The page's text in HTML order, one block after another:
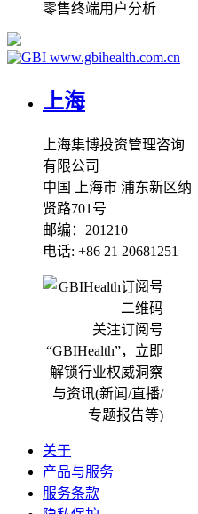
零售终端用户分析
www.gbihealth.com.cn
上海
上海集博投资管理咨询
有限公司
中国 上海市 浦东新区纳
贤路701号
邮编：201210
电话: +86 21 20681251
关注订阅号
“GBIHealth”，立即
解锁行业权威洞察
与资讯(新闻/直播/
专题报告等)
关于
产品与服务
服务条款